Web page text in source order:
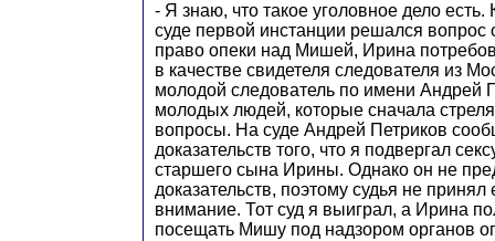
- Я знаю, что такое уголовное дело есть.
суде первой инстанции решался вопрос
право опеки над Мишей, Ирина
в качестве свидетеля следователя из
молодой следователь по имени Андрей
молодых людей, которые сначала
вопросы. На суде Андрей Петриков
доказательств того, что я подвергал
старшего сына Ирины. Однако он не
доказательств, поэтому судья не принял
внимание. Тот суд я выиграл, а Ирина
посещать Мишу под надзором органов